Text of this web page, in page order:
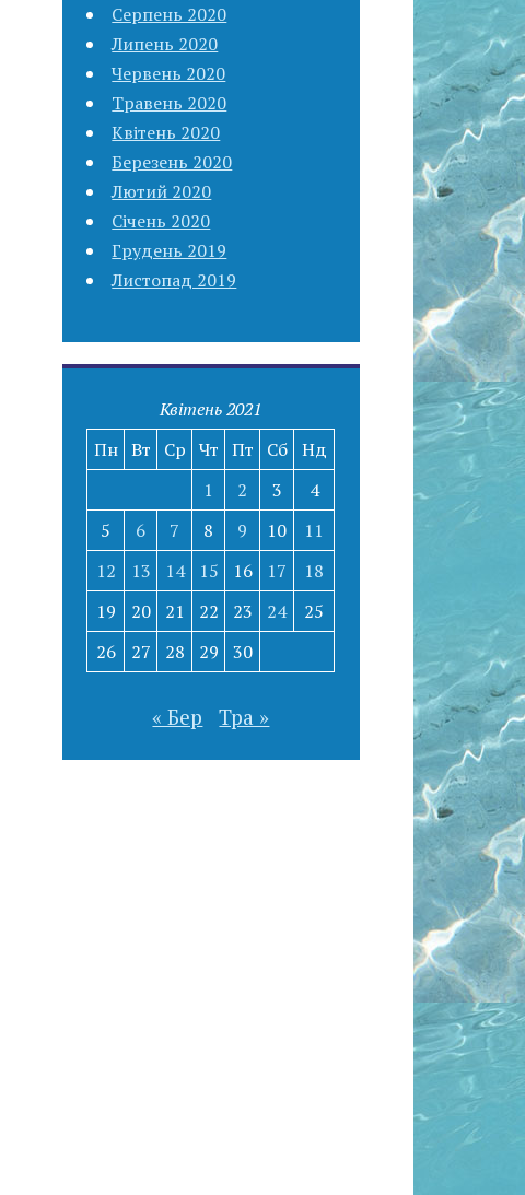
Серпень 2020
Липень 2020
Червень 2020
Травень 2020
Квітень 2020
Березень 2020
Лютий 2020
Січень 2020
Грудень 2019
Листопад 2019
Квітень 2021
Пн Вт Ср Чт Пт Сб Нд
1
2 3
4
5
6 7 8 9 10
11
12
13 14 15 16 17
18
19
20 21 22 23 24
25
26
27 28 29 30
« Бер Тра »